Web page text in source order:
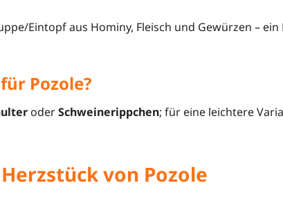
Eintopf aus Hominy, Fleisch und Gewürzen – ein
Pozole?
oderSchweinerippchen; für eine leichtere
von Pozole